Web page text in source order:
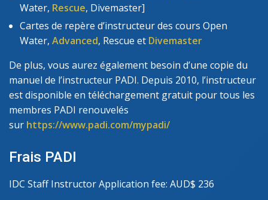
Water, Rescue, Divemaster]
Cartes de repère d’instructeur des cours Open
Water, Advanced, Rescue et Divemaster
De plus, vous aurez également besoin d’une copie du
manuel de l’instructeur PADI. Depuis 2010, l’instructeur
est disponible en téléchargement gratuit pour tous les
membres PADI renouvelés
sur https://www.padi.com/mypadi/
Frais PADI
IDC Staff Instructor Application fee: AUD$ 236